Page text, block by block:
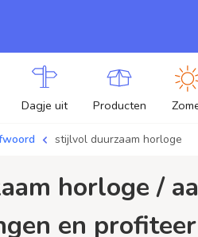
Dagje uit Producten
stijlvol duurzaam horloge
en